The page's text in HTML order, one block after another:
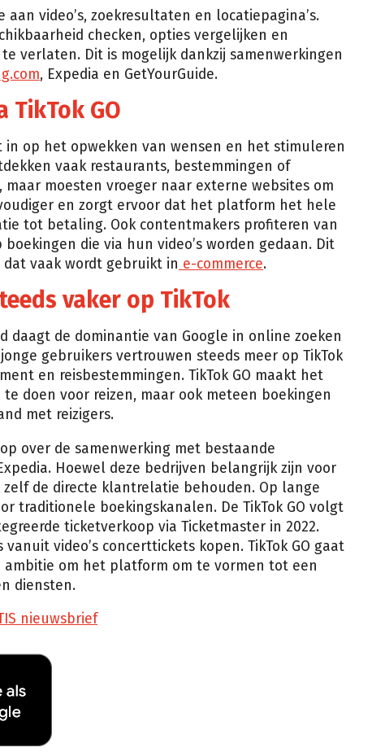
aan video’s, zoekresultaten en locatiepagina’s.
checken, opties vergelijken en
verlaten. Dit is mogelijk dankzij samenwerkingen
, Expedia en GetYourGuide.
TikTok GO
op het opwekken van wensen en het stimuleren
vaak restaurants, bestemmingen of
maar moesten vroeger naar externe websites om
en zorgt ervoor dat het platform het hele
tot betaling. Ook contentmakers profiteren van
boekingen die via hun video’s worden gedaan. Dit
vaak wordt gebruikt in e-commerce.
vaker op TikTok
daagt de dominantie van Google in online zoeken
gebruikers vertrouwen steeds meer op TikTok
en reisbestemmingen. TikTok GO maakt het
doen voor reizen, maar ook meteen boekingen
met reizigers.
over de samenwerking met bestaande
Hoewel deze bedrijven belangrijk zijn voor
zelf de directe klantrelatie behouden. Op lange
traditionele boekingskanalen. De TikTok GO volgt
ticketverkoop via Ticketmaster in 2022.
video’s concerttickets kopen. TikTok GO gaat
om het platform om te vormen tot een
diensten.
nieuwsbrief